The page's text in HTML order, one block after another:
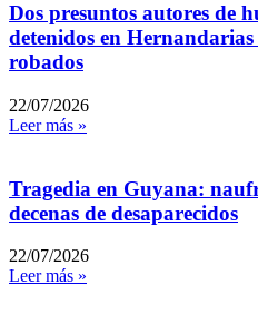
Dos presuntos autores de
detenidos en
robados
22/07/2026
Leer más »
Tragedia en Guyana:
decenas de desaparecidos
22/07/2026
Leer más »